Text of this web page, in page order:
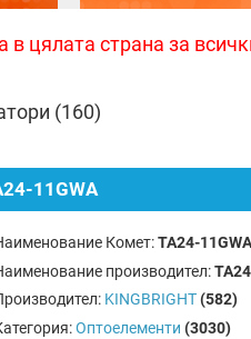
в цялата страна за
(160)
11GWA
Комет:TA24-11GWA
производител:
KINGBRIGHT (582)
Оптоелементи (3030)